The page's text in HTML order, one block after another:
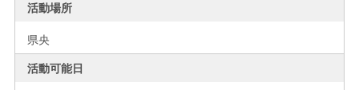
活動場所
県央
活動可能日